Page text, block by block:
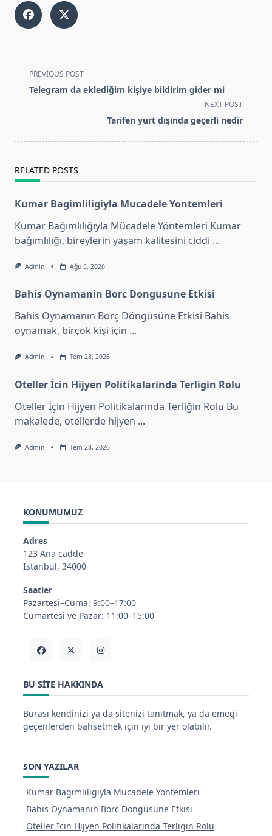
<span
class="nav-
text">Page</span>
PREVIOUS POST
Telegram da eklediğim kişiye bildirim gider mi
NEXT POST
Tarifen yurt dışında geçerli nedir
RELATED POSTS
Kumar Bagimliligiyla Mucadele Yontemleri
Kumar Bağımlılığıyla Mücadele Yöntemleri Kumar
bağımlılığı, bireylerin yaşam kalitesini ciddi ...
Admin Ağu 5, 2026
Bahis Oynamanin Borc Dongusune Etkisi
Bahis Oynamanın Borç Döngüsüne Etkisi Bahis
oynamak, birçok kişi için ...
Admin Tem 28, 2026
Oteller İcin Hijyen Politikalarinda Terligin Rolu
Oteller İçin Hijyen Politikalarında Terliğin Rolü Bu
makalede, otellerde hijyen ...
Admin Tem 28, 2026
KONUMUMUZ
Adres
123 Ana cadde
İstanbul, 34000
Saatler
Pazartesi–Cuma: 9:00–17:00
Cumartesi ve Pazar: 11:00–15:00
BU SITE HAKKINDA
Burası kendinizi ya da sitenizi tanıtmak, ya da emeği
geçenlerden bahsetmek için iyi bir yer olabilir.
SON YAZILAR
Kumar Bagimliligiyla Mucadele Yontemleri
Bahis Oynamanin Borc Dongusune Etkisi
Oteller İcin Hijyen Politikalarinda Terligin Rolu